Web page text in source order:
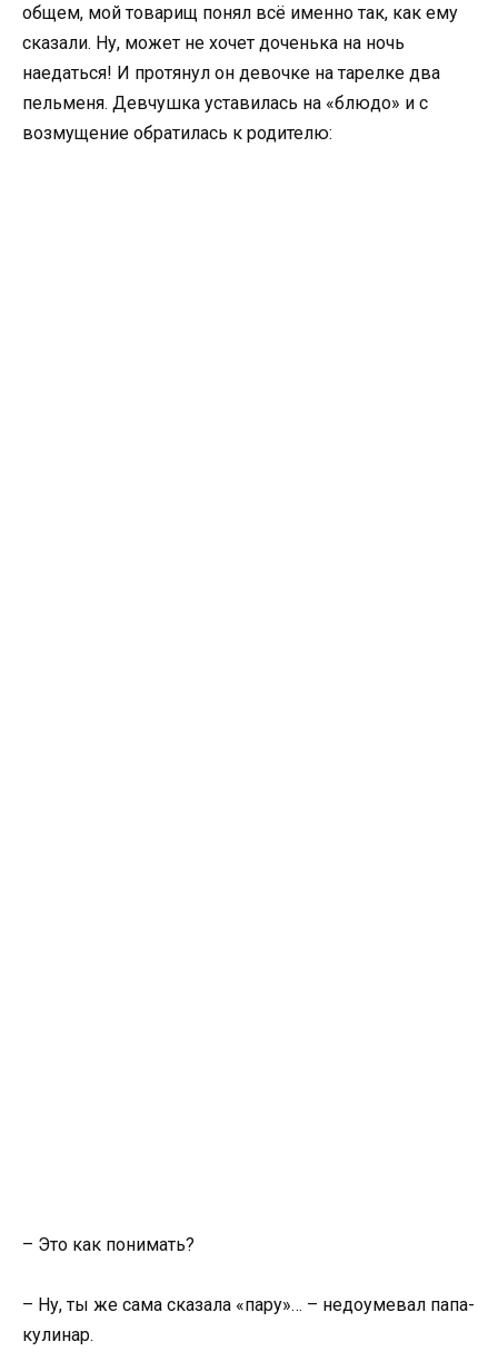
общем, мой товарищ понял всё именно так, как ему
сказали. Ну, может не хочет доченька на ночь
наедаться! И протянул он девочке на тарелке два
пельменя. Девчушка уставилась на «блюдо» и с
возмущение обратилась к родителю:
– Это как понимать?
– Ну, ты же сама сказала «пару»… – недоумевал папа-
кулинар.